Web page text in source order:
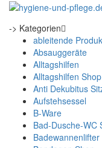
-> Kategorien
ableitende
Absauggeräte
Alltagshilfen
Alltagshilfen Shop
Anti Dekubitus
Aufstehsessel
B-Ware
Bad-Dusche-WC